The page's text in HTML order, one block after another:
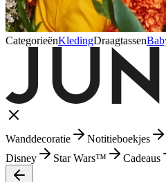
CategorieënKledingDraagtassen
Wanddecoratie Notitieboekjes
Disney
Star Wars™ Cadeaus